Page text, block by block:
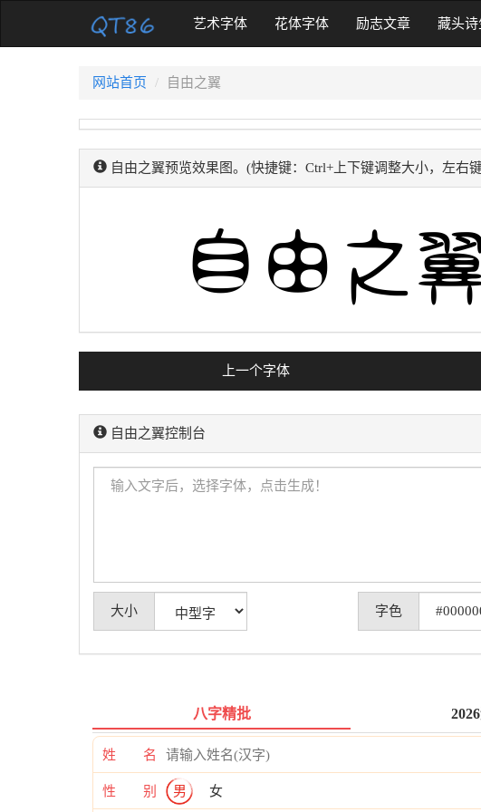
艺术字体(current)花体字体 励志文章 藏头
网站首页 自由之翼
自由之翼预览效果图。(快捷键：Ctrl+上下键调整大小，左右
上一个字体
自由之翼控制台
大小 字色
八字精批
姓 名
性 别 男 女